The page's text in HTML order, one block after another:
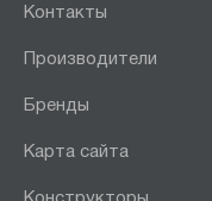
Контакты
Производители
Бренды
Карта сайта